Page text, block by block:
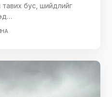
тавих бус, шийдлийг